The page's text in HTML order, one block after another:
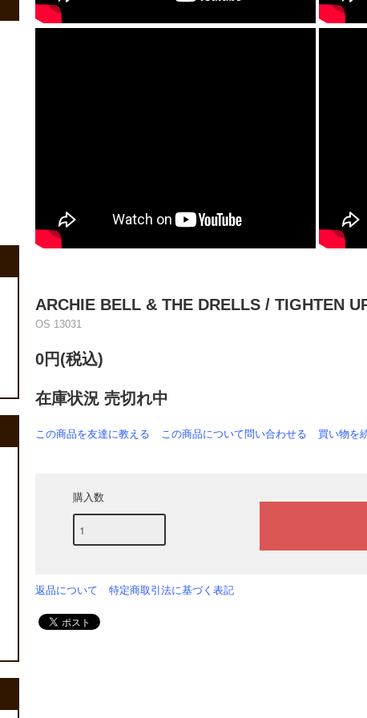
ARCHIE BELL & THE DRELLS / TIGHTEN
OS 13031
0円(税込)
在庫状況 売切れ中
この商品を友達に教える この商品について問い合わせる 買い物を
購入数
返品について 特定商取引法に基づく表記